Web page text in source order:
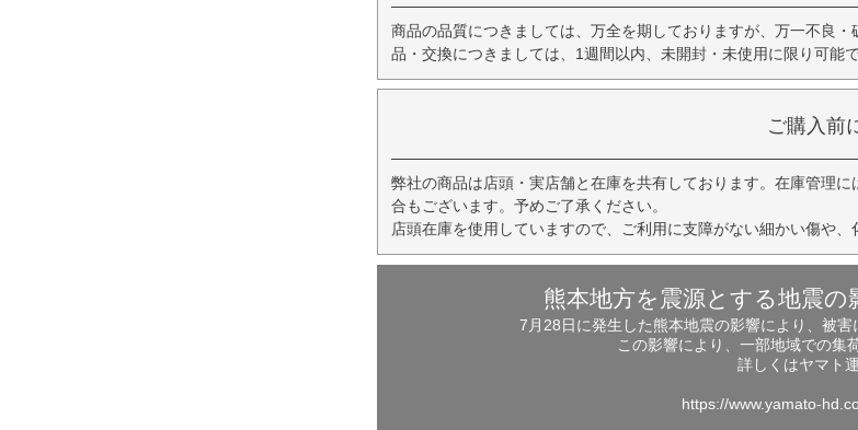
商品の品質につきましては、万全を期しておりますが、万一不良
品・交換につきましては、1週間以内、未開封・未使用に限り可能で
ご購入前
弊社の商品は店頭・実店舗と在庫を共有しております。在庫管理
合もございます。予めご了承ください。
店頭在庫を使用していますので、ご利用に支障がない細かい傷や
熊本地方を震源とする地震
7月28日に発生した熊本地震の影響により、被
この影響により、一部地域での集
詳しくはヤマト
https://www.yamato-